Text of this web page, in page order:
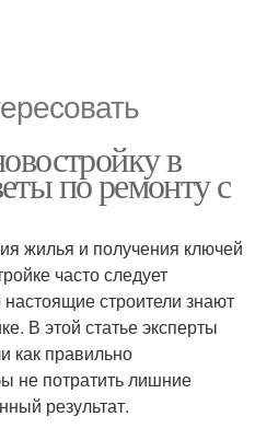
в
по ремонту с
жилья и получения ключей
часто следует
настоящие строители знают
В этой статье эксперты
как правильно
не потратить лишние
результат.